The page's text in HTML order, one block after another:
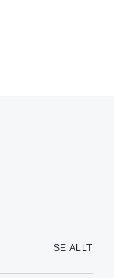
SE ALLT